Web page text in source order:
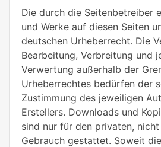
Die durch die Seitenbetreiber
und Werke auf diesen Seiten
deutschen Urheberrecht. Die
Bearbeitung, Verbreitung und
Verwertung außerhalb der
Urheberrechtes bedürfen der
Zustimmung des jeweiligen
Erstellers. Downloads und
sind nur für den privaten,
Gebrauch gestattet. Soweit